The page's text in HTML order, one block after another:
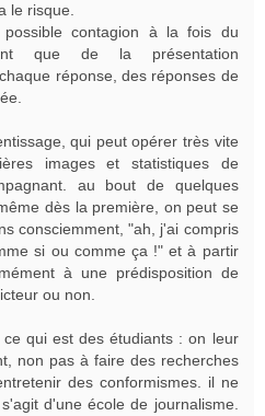
le risque.
contagion à la fois du
que de la présentation
réponse, des réponses de
qui peut opérer très vite
images et statistiques de
au bout de quelques
dès la première, on peut se
consciemment, "ah, j'ai compris
si ou comme ça !" et à partir
à une prédisposition de
ou non.
qui est des étudiants : on leur
non pas à faire des recherches
des conformismes. il ne
d'une école de journalisme.